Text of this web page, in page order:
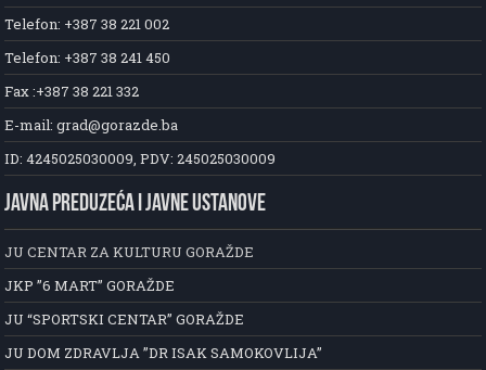
Telefon: +387 38 221 002
Telefon: +387 38 241 450
Fax :+387 38 221 332
E-mail: grad@gorazde.ba
ID: 4245025030009, PDV: 245025030009
JAVNA PREDUZEĆA I JAVNE USTANOVE
JU CENTAR ZA KULTURU GORAŽDE
JKP ”6 MART” GORAŽDE
JU “SPORTSKI CENTAR” GORAŽDE
JU DOM ZDRAVLJA ”DR ISAK SAMOKOVLIJA”